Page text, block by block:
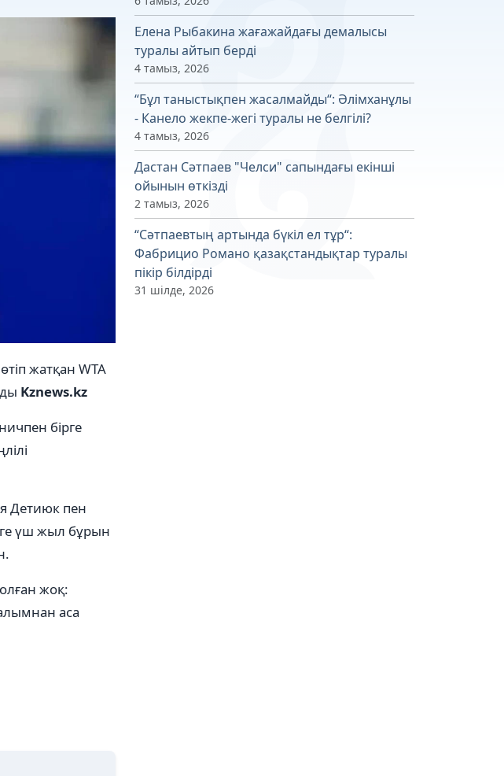
жатқан WTA
Kznews.kz
бірге
Детиюк пен
үш жыл бұрын
жоқ:
аса
Елена Рыбакина жағажайдағы демалысы
туралы айтып берді
4 тамыз, 2026
“Бұл таныстықпен жасалмайды“: Әлімханұлы
- Канело жекпе-жегі туралы не белгілі?
4 тамыз, 2026
Дастан Сәтпаев "Челси" сапындағы екінші
ойынын өткізді
2 тамыз, 2026
“Сәтпаевтың артында бүкіл ел тұр“:
Фабрицио Романо қазақстандықтар туралы
пікір білдірді
31 шілде, 2026